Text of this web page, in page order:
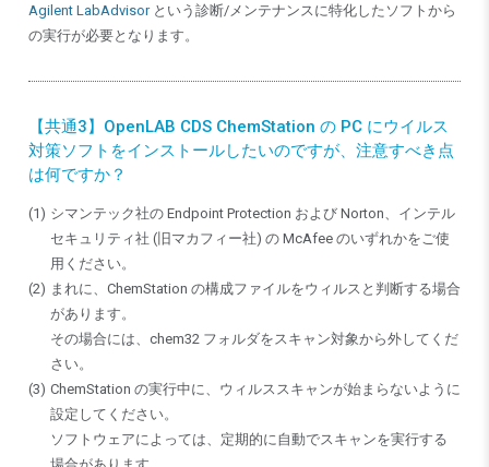
Agilent LabAdvisorという診断/メンテナンスに特化したソフトから
の実行が必要となります。
【共通3】OpenLAB CDS ChemStation の PC にウイルス
対策ソフトをインストールしたいのですが、注意すべき点
は何ですか？
シマンテック社の Endpoint Protection および Norton、インテル
セキュリティ社 (旧マカフィー社) の McAfee のいずれかをご使
用ください。
まれに、ChemStation の構成ファイルをウィルスと判断する場合
があります。
その場合には、chem32 フォルダをスキャン対象から外してくだ
さい。
ChemStation の実行中に、ウィルススキャンが始まらないように
設定してください。
ソフトウェアによっては、定期的に自動でスキャンを実行する